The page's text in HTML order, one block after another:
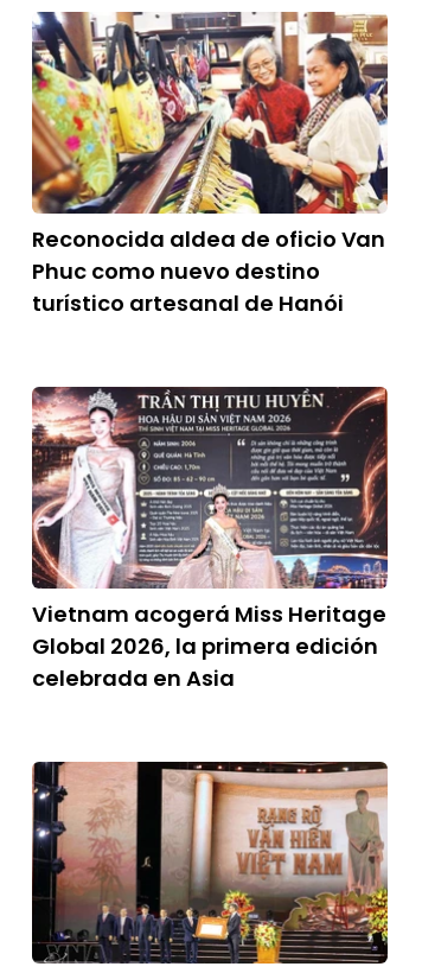
Reconocida aldea de oficio Van
Phuc como nuevo destino
turístico artesanal de Hanói
Vietnam acogerá Miss Heritage
Global 2026, la primera edición
celebrada en Asia